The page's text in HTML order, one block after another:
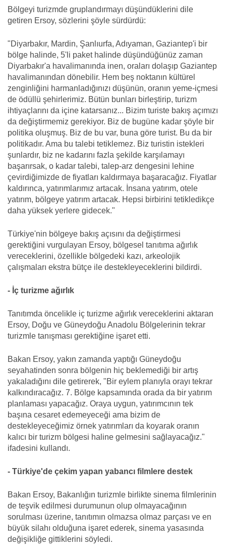
Bölgeyi turizmde gruplandırmayı düşündüklerini dile
getiren Ersoy, sözlerini şöyle sürdürdü:
"Diyarbakır, Mardin, Şanlıurfa, Adıyaman, Gaziantep'i bir
bölge halinde, 5'li paket halinde düşündüğünüz zaman
Diyarbakır'a havalimanında inen, oraları dolaşıp Gaziantep
havalimanından dönebilir. Hem beş noktanın kültürel
zenginliğini harmanladığınızı düşünün, oranın yeme-içmesi
de ödüllü şehirlerimiz. Bütün bunları birleştirip, turizm
ihtiyaçlarını da içine katarsanız... Bizim turiste bakış açımızı
da değiştirmemiz gerekiyor. Biz de bugüne kadar şöyle bir
politika oluşmuş. Biz de bu var, buna göre turist. Bu da bir
politikadır. Ama bu talebi tetiklemez. Biz turistin istekleri
şunlardır, biz ne kadarını fazla şekilde karşılamayı
başarırsak, o kadar talebi, talep-arz dengesini lehine
çevirdiğimizde de fiyatları kaldırmaya başaracağız. Fiyatlar
kaldırınca, yatırımlarımız artacak. İnsana yatırım, otele
yatırım, bölgeye yatırım artacak. Hepsi birbirini tetikledikçe
daha yüksek yerlere gidecek."
Türkiye'nin bölgeye bakış açısını da değiştirmesi
gerektiğini vurgulayan Ersoy, bölgesel tanıtıma ağırlık
vereceklerini, özellikle bölgedeki kazı, arkeolojik
çalışmaları ekstra bütçe ile destekleyeceklerini bildirdi.
- İç turizme ağırlık
Tanıtımda öncelikle iç turizme ağırlık vereceklerini aktaran
Ersoy, Doğu ve Güneydoğu Anadolu Bölgelerinin tekrar
turizmle tanışması gerektiğine işaret etti.
Bakan Ersoy, yakın zamanda yaptığı Güneydoğu
seyahatinden sonra bölgenin hiç beklemediği bir artış
yakaladığını dile getirerek, "Bir eylem planıyla orayı tekrar
kalkındıracağız. 7. Bölge kapsamında orada da bir yatırım
planlaması yapacağız. Oraya uygun, yatırımcının tek
başına cesaret edemeyeceği ama bizim de
destekleyeceğimiz örnek yatırımları da koyarak oranın
kalıcı bir turizm bölgesi haline gelmesini sağlayacağız."
ifadesini kullandı.
- Türkiye'de çekim yapan yabancı filmlere destek
Bakan Ersoy, Bakanlığın turizmle birlikte sinema filmlerinin
de teşvik edilmesi durumunun olup olmayacağının
sorulması üzerine, tanıtımın olmazsa olmaz parçası ve en
büyük silahı olduğuna işaret ederek, sinema yasasında
değişikliğe gittiklerini söyledi.